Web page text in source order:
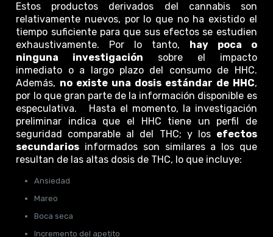
Estos productos derivados del cannabis son
relativamente nuevos, por lo que no ha existido el
tiempo suficiente para que sus efectos se estudien
exhaustivamente. Por lo tanto, hay poca o
ninguna investigación sobre el impacto
inmediato o a largo plazo del consumo de HHC.
Además, no existe una dosis estándar de HHC,
por lo que gran parte de la información disponible es
especulativa. Hasta el momento, la investigación
preliminar indica que el HHC tiene un perfil de
seguridad comparable al del THC; y los efectos
secundarios informados son similares a los que
resultan de las altas dosis de THC, lo que incluye:
Ansiedad
Mareo
Boca seca
Incremento del apetito